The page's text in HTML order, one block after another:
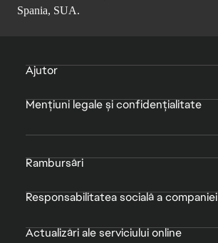
Spania, SUA.
Ajutor
Mențiuni legale și confidențialitate
Rambursări
Responsabilitatea socială a companiei
Actualizări ale serviciului online